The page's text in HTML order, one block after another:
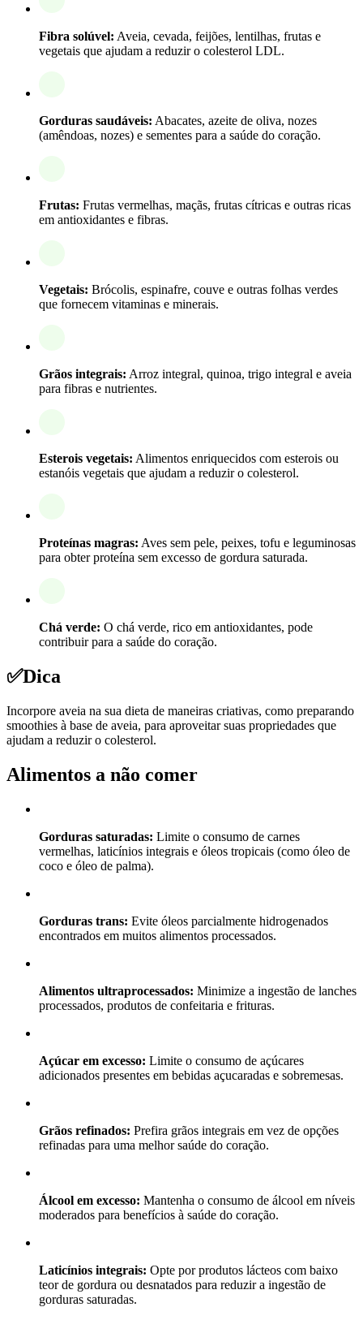
Fibra solúvel: Aveia, cevada, feijões, lentilhas, frutas e
vegetais que ajudam a reduzir o colesterol LDL.
Gorduras saudáveis: Abacates, azeite de oliva, nozes
(amêndoas, nozes) e sementes para a saúde do coração.
Frutas: Frutas vermelhas, maçãs, frutas cítricas e outras ricas
em antioxidantes e fibras.
Vegetais: Brócolis, espinafre, couve e outras folhas verdes
que fornecem vitaminas e minerais.
Grãos integrais: Arroz integral, quinoa, trigo integral e aveia
para fibras e nutrientes.
Esterois vegetais: Alimentos enriquecidos com esterois ou
estanóis vegetais que ajudam a reduzir o colesterol.
Proteínas magras: Aves sem pele, peixes, tofu e leguminosas
para obter proteína sem excesso de gordura saturada.
Chá verde: O chá verde, rico em antioxidantes, pode
contribuir para a saúde do coração.
✅Dica
Incorpore aveia na sua dieta de maneiras criativas, como preparando
smoothies à base de aveia, para aproveitar suas propriedades que
ajudam a reduzir o colesterol.
Alimentos a não comer
Gorduras saturadas: Limite o consumo de carnes
vermelhas, laticínios integrais e óleos tropicais (como óleo de
coco e óleo de palma).
Gorduras trans: Evite óleos parcialmente hidrogenados
encontrados em muitos alimentos processados.
Alimentos ultraprocessados: Minimize a ingestão de lanches
processados, produtos de confeitaria e frituras.
Açúcar em excesso: Limite o consumo de açúcares
adicionados presentes em bebidas açucaradas e sobremesas.
Grãos refinados: Prefira grãos integrais em vez de opções
refinadas para uma melhor saúde do coração.
Álcool em excesso: Mantenha o consumo de álcool em níveis
moderados para benefícios à saúde do coração.
Laticínios integrais: Opte por produtos lácteos com baixo
teor de gordura ou desnatados para reduzir a ingestão de
gorduras saturadas.